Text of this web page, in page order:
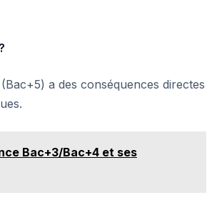
a des conséquences directes
Bac+3/Bac+4 et ses